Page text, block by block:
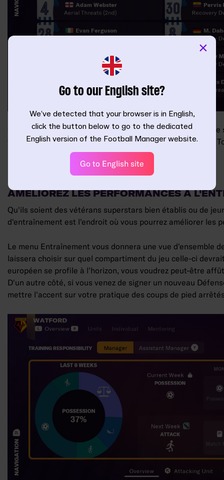
C'est en s'exerçant qu'on se perfectionne quand il s'agit
trouvée vers notre prochain ajout majeur apporté à FM24
AMÉLIOREZ LES PERFORMANCES À
Qu'ils soient des vétérans superstars bien établis ou de
d'entraînement est l'endroit où vous pourrez améliorer les
Le menu Entraînement vous donnera une vue d'ensemble
laissera choisir sur quel compartiment du jeu celle-ci
européen se profile à l'horizon, vous voudrez peut-être
D'un autre côté, si vous venez de signer un nouveau
mettre l'accent sur votre pratique des coups de pied
Go to our English site?
We’ve detected that your browser is in English,
click the button below to go to the dedicated
English version of the Football Manager website.
Go to English site
×